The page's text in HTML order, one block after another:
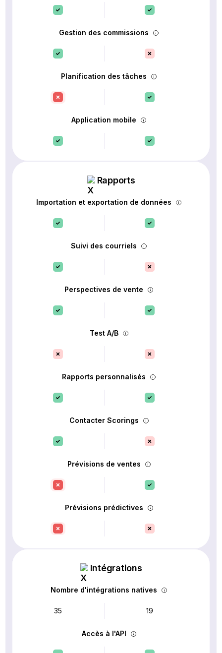
Gestion des commissions
Planification des tâches
Application mobile
Rapports
Importation et exportation de données
Suivi des courriels
Perspectives de vente
Test A/B
Rapports personnalisés
Contacter Scorings
Prévisions de ventes
Prévisions prédictives
Intégrations
Nombre d'intégrations natives
35 19
Accès à l'API